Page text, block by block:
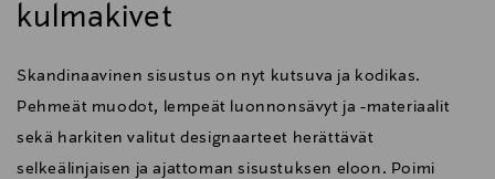
kulmakivet
Skandinaavinen sisustus on nyt kutsuva ja kodikas.
Pehmeät muodot, lempeät luonnonsävyt ja -materiaalit
sekä harkiten valitut designaarteet herättävät
selkeälinjaisen ja ajattoman sisustuksen eloon. Poimi